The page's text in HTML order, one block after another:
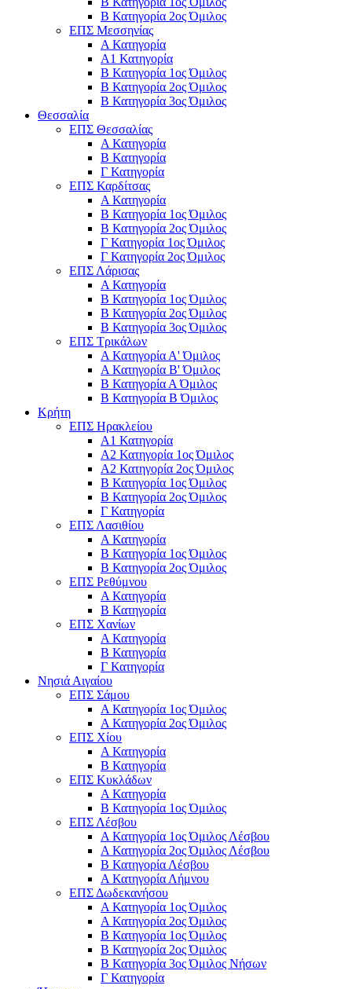
Β Κατηγορία 2ος Όμιλος
ΕΠΣ Μεσσηνίας
Α Κατηγορία
Α1 Κατηγορία
Β Κατηγορία 1ος Όμιλος
Β Κατηγορία 2ος Όμιλος
Β Κατηγορία 3ος Όμιλος
Θεσσαλία
ΕΠΣ Θεσσαλίας
Α Κατηγορία
Β Κατηγορία
Γ Κατηγορία
ΕΠΣ Καρδίτσας
Α Κατηγορία
Β Κατηγορία 1ος Όμιλος
Β Κατηγορία 2ος Όμιλος
Γ Κατηγορία 1ος Όμιλος
Γ Κατηγορία 2ος Όμιλος
ΕΠΣ Λάρισας
Α Κατηγορία
Β Κατηγορία 1ος Όμιλος
Β Κατηγορία 2ος Όμιλος
Β Κατηγορία 3ος Όμιλος
ΕΠΣ Τρικάλων
Α Κατηγορία Α' Όμιλος
Α Κατηγορία Β' Όμιλος
Β Κατηγορία Α Όμιλος
Β Κατηγορία Β Όμιλος
Κρήτη
ΕΠΣ Ηρακλείου
Α1 Κατηγορία
Α2 Κατηγορία 1ος Όμιλος
Α2 Κατηγορία 2ος Όμιλος
Β Κατηγορία 1ος Όμιλος
Β Κατηγορία 2ος Όμιλος
Γ Κατηγορία
ΕΠΣ Λασιθίου
Α Κατηγορία
Β Κατηγορία 1ος Όμιλος
Β Κατηγορία 2ος Όμιλος
ΕΠΣ Ρεθύμνου
Α Κατηγορία
Β Κατηγορία
ΕΠΣ Χανίων
Α Κατηγορία
Β Κατηγορία
Γ Κατηγορία
Νησιά Αιγαίου
ΕΠΣ Σάμου
Α Κατηγορία 1ος Όμιλος
Α Κατηγορία 2ος Όμιλος
ΕΠΣ Χίου
Α Κατηγορία
Β Κατηγορία
ΕΠΣ Κυκλάδων
Α Κατηγορία
Β Κατηγορία 1ος Όμιλος
ΕΠΣ Λέσβου
Α Κατηγορία 1ος Όμιλος Λέσβου
Α Κατηγορία 2ος Όμιλος Λέσβου
B Κατηγορία Λέσβου
Α Κατηγορία Λήμνου
ΕΠΣ Δωδεκανήσου
Α Κατηγορία 1ος Όμιλος
Α Κατηγορία 2ος Όμιλος
Β Κατηγορία 1ος Όμιλος
Β Κατηγορία 2ος Όμιλος
Β Κατηγορία 3ος Όμιλος Νήσων
Γ Κατηγορία